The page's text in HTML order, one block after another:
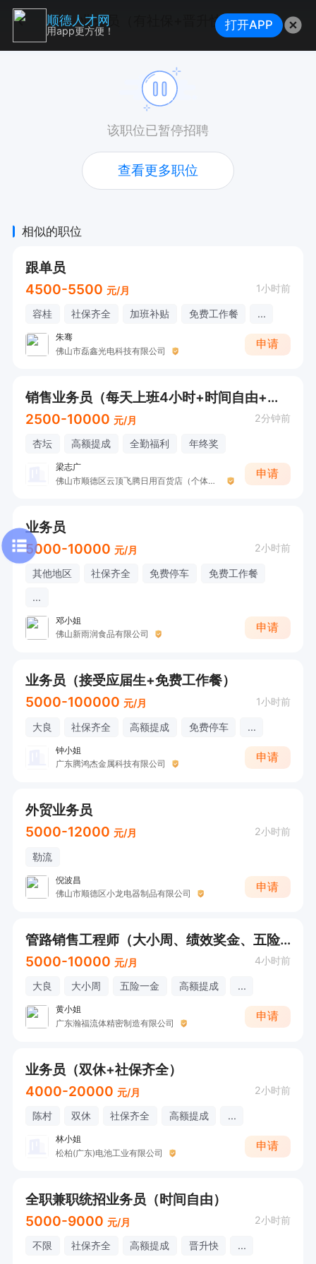
业务员（有社保+晋升快）
该职位已暂停招聘
查看更多职位
相似的职位
跟单员
4500-5500 元/月 1小时前
容桂 社保齐全 加班补贴 免费工作餐 ...
朱骞
佛山市磊鑫光电科技有限公司
申请
销售业务员（每天上班4小时+时间自由+提成）
2500-10000 元/月 2分钟前
杏坛 高额提成 全勤福利 年终奖
梁志广
佛山市顺德区云顶飞腾日用百货店（个体工商户）
申请
业务员
5000-10000 元/月 2小时前
其他地区 社保齐全 免费停车
免费工作餐
...
邓小姐
佛山新雨润食品有限公司
申请
业务员（接受应届生+免费工作餐）
5000-100000 元/月 1小时前
大良 社保齐全 高额提成 免费停车 ...
钟小姐
广东腾鸿杰金属科技有限公司
申请
外贸业务员
5000-12000 元/月 2小时前
勒流
倪波昌
佛山市顺德区小龙电器制品有限公司
申请
管路销售工程师（大小周、绩效奖金、五险一金、年底双薪、带薪年假、员工旅游、全勤奖）
5000-10000 元/月 4小时前
大良 大小周 五险一金 高额提成 ...
黄小姐
广东瀚福流体精密制造有限公司
申请
业务员（双休+社保齐全）
4000-20000 元/月 2小时前
陈村 双休 社保齐全 高额提成 ...
林小姐
松柏(广东)电池工业有限公司
申请
全职兼职统招业务员（时间自由）
5000-9000 元/月 2小时前
不限 社保齐全 高额提成 晋升快 ...
顺德人才网
用app更方便！ 打开APP